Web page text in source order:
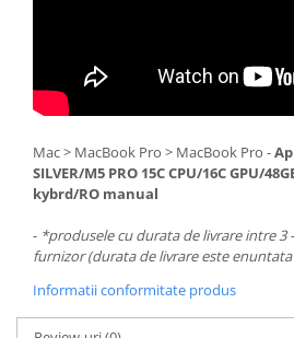
Mac > MacBook Pro > MacBook Pro -
SILVER/M5 PRO 15C CPU/16C GPU/
kybrd/RO manual
- *produsele cu durata de livrare intre 3
furnizor (durata de livrare este
Informatii conformitate produs